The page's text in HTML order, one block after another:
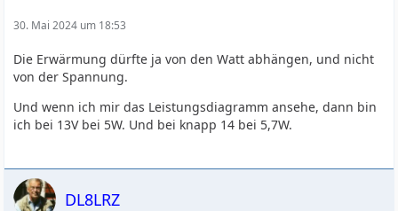
30. Mai 2024 um 18:53
Die Erwärmung dürfte ja von den Watt abhängen, und nicht
von der Spannung.
Und wenn ich mir das Leistungsdiagramm ansehe, dann bin
ich bei 13V bei 5W. Und bei knapp 14 bei 5,7W.
DL8LRZ